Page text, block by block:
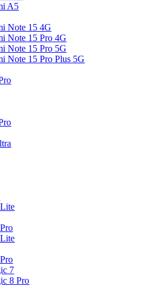
A5
Note 15 4G
Note 15 Pro 4G
Note 15 Pro 5G
Note 15 Pro Plus 5G
7
8 Pro